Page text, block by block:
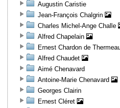
Augustin Caristie
Jean-François Chalgrin
Charles Michel-Ange Challe
Alfred Chapelain
Ernest Chardon de
Alfred Chaudet
Aimé Chenavard
Antoine-Marie Chenavard
Georges Clairin
Ernest Cléret